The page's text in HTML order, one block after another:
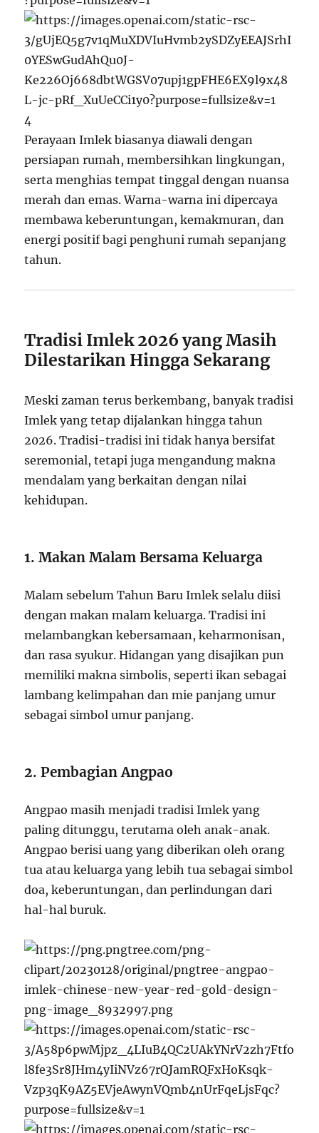
4
Perayaan Imlek biasanya diawali dengan
persiapan rumah, membersihkan lingkungan,
serta menghias tempat tinggal dengan nuansa
merah dan emas. Warna-warna ini dipercaya
membawa keberuntungan, kemakmuran, dan
energi positif bagi penghuni rumah sepanjang
tahun.
Tradisi Imlek 2026 yang Masih
Dilestarikan Hingga Sekarang
Meski zaman terus berkembang, banyak tradisi
Imlek yang tetap dijalankan hingga tahun
2026. Tradisi-tradisi ini tidak hanya bersifat
seremonial, tetapi juga mengandung makna
mendalam yang berkaitan dengan nilai
kehidupan.
1. Makan Malam Bersama Keluarga
Malam sebelum Tahun Baru Imlek selalu diisi
dengan makan malam keluarga. Tradisi ini
melambangkan kebersamaan, keharmonisan,
dan rasa syukur. Hidangan yang disajikan pun
memiliki makna simbolis, seperti ikan sebagai
lambang kelimpahan dan mie panjang umur
sebagai simbol umur panjang.
2. Pembagian Angpao
Angpao masih menjadi tradisi Imlek yang
paling ditunggu, terutama oleh anak-anak.
Angpao berisi uang yang diberikan oleh orang
tua atau keluarga yang lebih tua sebagai simbol
doa, keberuntungan, dan perlindungan dari
hal-hal buruk.